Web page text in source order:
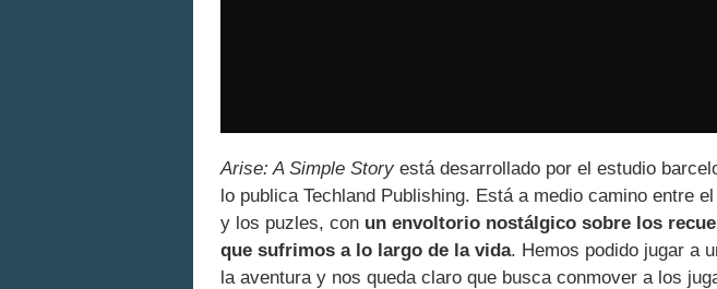
Arise: A Simple Story está desarrollado por el estudio
lo publica Techland Publishing. Está a medio camino entre
y los puzles, con un envoltorio nostálgico sobre los
que sufrimos a lo largo de la vida. Hemos podido jugar a
la aventura y nos queda claro que busca conmover a los